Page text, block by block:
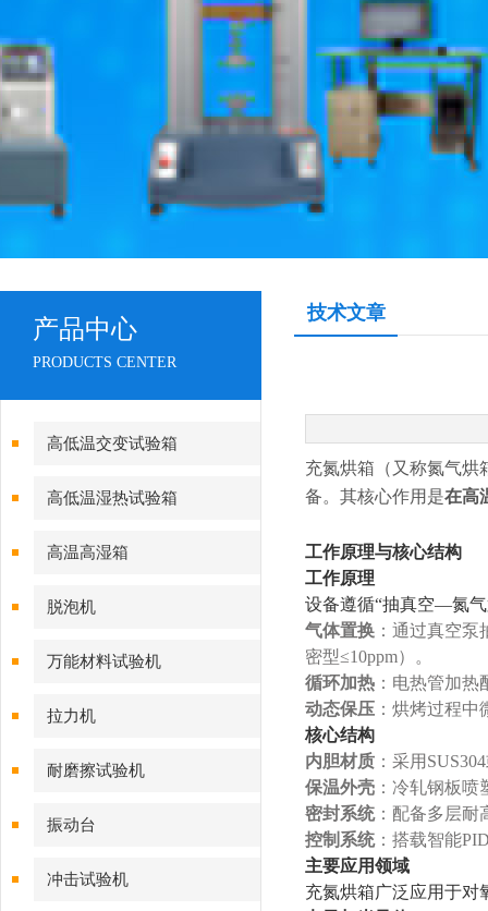
产品中心
PRODUCTS CENTER
高低温交变试验箱
高低温湿热试验箱
高温高湿箱
脱泡机
万能材料试验机
拉力机
耐磨擦试验机
振动台
冲击试验机
技术文章
充氮烘箱（又称氮气烘
备。其核心作用是在高
工作原理与核心结构
工作原理
设备遵循“抽真空—氮
气体置换 ：通过真空
密型≤10ppm）。
循环加热 ：电热管加
动态保压 ：烘烤过程
核心结构
内胆材质 ：采用
保温外壳 ：冷轧钢板
密封系统：配备多层耐
控制系统：搭载智能
主要应用领域
充氮烘箱广泛应用于对